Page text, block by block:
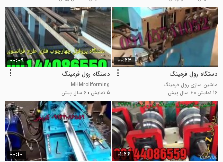
00:23
دستگاه رول فرمینگ
ماشین سازی رول فرمینگ
16 نمایش
6 سال پیش
00:09
دستگاه رول فرمینگ
MHMrollforming
5 نمایش
6 سال پیش
01:26
00:10